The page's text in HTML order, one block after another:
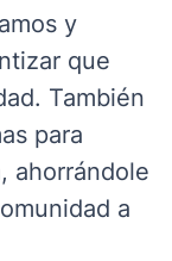
y
que
También
para
ahorrándole
a